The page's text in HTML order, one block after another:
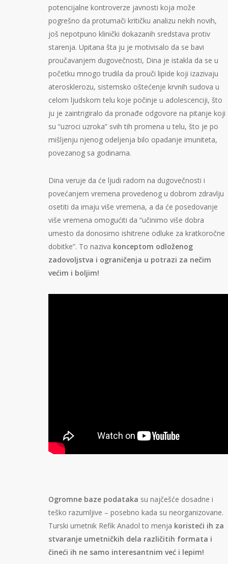
potencijalne kontroverze javnosti koja može
pogrešno da protumači kritičku analizu nekih novih,
još nepotpuno klinički dokazanih sredstava protiv
starenja. Upitana šta ju je motivisalo da se bavi
proučavanjem dugovečnosti, Dina je istakla da se u
početku mnogo trudila da prouči lipide koji izazivaju
aterosklerozu, sistemsko oštećenje krvnih sudova u
celom ljudskom telu koje počinje u adolescenciji, što
ju je zaintrigiralo da pronađe odgovore na pitanje koji
su “uzroci uzroka” svih tih promena u telu, što je po
mišljenju njenog odeljenja bilo opadanje imuniteta,
povezanog sa godinama.
Dina veruje da će ljudi radom na dugovečnosti i
povećanjem vremena provedenog u dobrom zdravlju
osetiti da imaju više vremena, a da će posedovanje
više vremena omogućiti da “učinimo više dobra
umesto da donosimo ishitrene odluke za kratkoročne
dobitke”. To naziva konceptom odloženog
zadovoljstva i ograničenja u potrazi za nečim
većim i boljim!
Ogromne baze podataka su najčešće dosadne i
teško razumljive – posebno kada su neorganizovane.
Turski umetnik Refik Anadol to menja koristeći ih za
stvaranje umetničkih dela različitih formata i
čineći ih ne samo interesantnim već i lepim!